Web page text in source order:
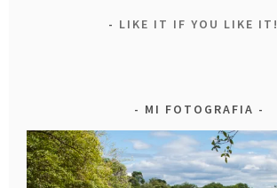
LIKE IT IF YOU LIKE IT!
MI FOTOGRAFIA